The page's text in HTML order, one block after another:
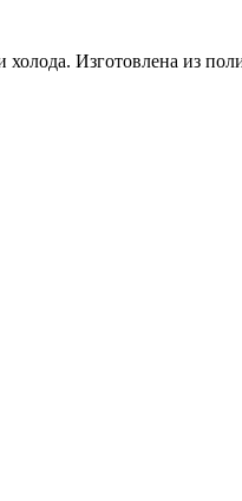
Изготовлена из